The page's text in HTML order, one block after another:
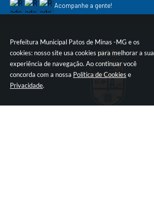
Prefeitura Municipal Patos de Minas -MG e os
cookies: nosso site usa cookies para melhorar a sua
experiência de navegação. Ao continuar você
concorda com a nossa Política de Cookies e
Privacidade.
Acompanhe a gente!